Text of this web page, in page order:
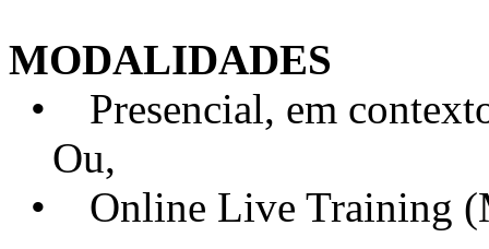
MODALIDADES
• Presencial, em
Ou,
• Online Live Training